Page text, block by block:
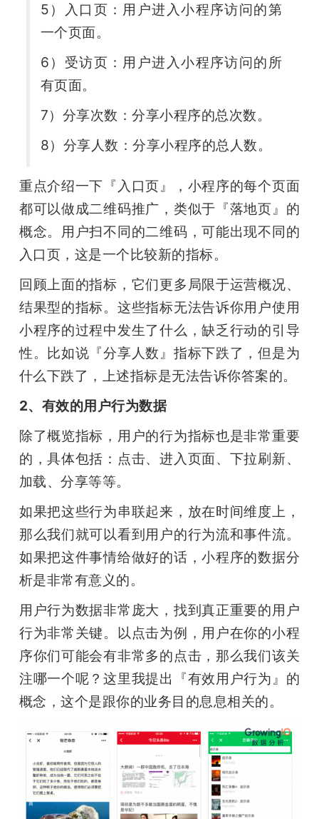
5）入口页：用户进入小程序访问的第
一个页面。
6）受访页：用户进入小程序访问的所
有页面。
7）分享次数：分享小程序的总次数。
8）分享人数：分享小程序的总人数。
重点介绍一下『入口页』，小程序的每个页面
都可以做成二维码推广，类似于『落地页』的
概念。用户扫不同的二维码，可能出现不同的
入口页，这是一个比较新的指标。
回顾上面的指标，它们更多局限于运营概况、
结果型的指标。这些指标无法告诉你用户使用
小程序的过程中发生了什么，缺乏行动的引导
性。比如说『分享人数』指标下跌了，但是为
什么下跌了，上述指标是无法告诉你答案的。
2、有效的用户行为数据
除了概览指标，用户的行为指标也是非常重要
的，具体包括：点击、进入页面、下拉刷新、
加载、分享等等。
如果把这些行为串联起来，放在时间维度上，
那么我们就可以看到用户的行为流和事件流。
如果把这件事情给做好的话，小程序的数据分
析是非常有意义的。
用户行为数据非常庞大，找到真正重要的用户
行为非常关键。以点击为例，用户在你的小程
序你们可能会有非常多的点击，那么我们该关
注哪一个呢？这里我提出『有效用户行为』的
概念，这个是跟你的业务目的息息相关的。